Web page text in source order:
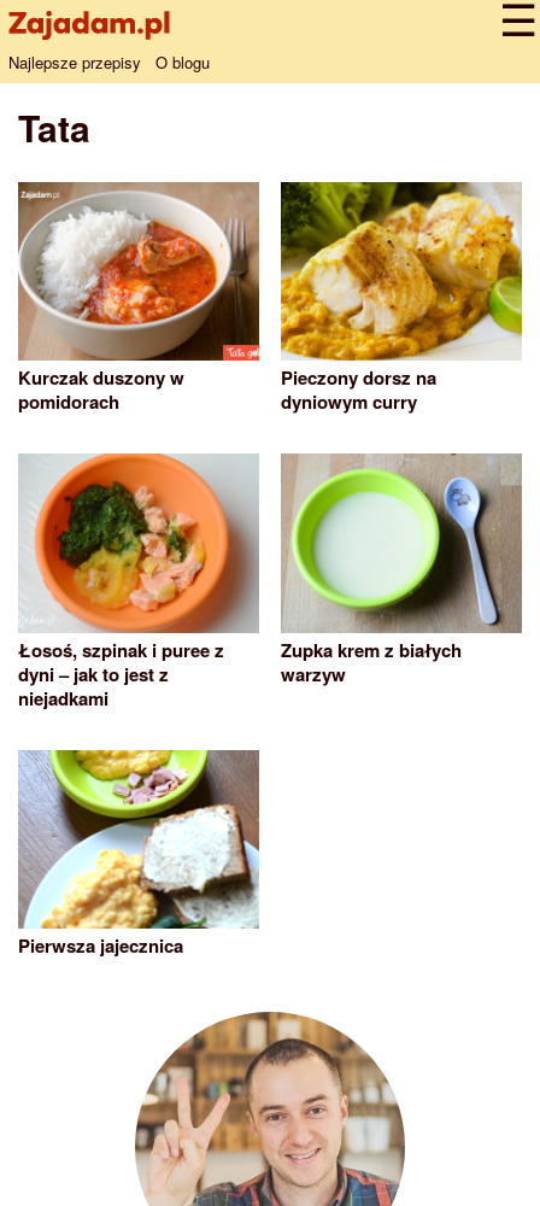
Najlepsze przepisy O blogu
Tata
Kurczak duszony w
pomidorach
Pieczony dorsz na
dyniowym curry
Łosoś, szpinak i puree z
dyni – jak to jest z
niejadkami
Zupka krem z białych
warzyw
Pierwsza jajecznica